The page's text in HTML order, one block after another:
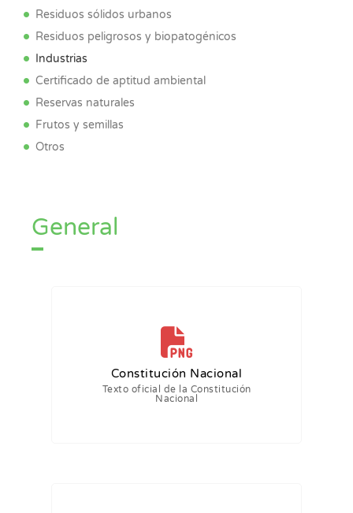
Residuos sólidos urbanos
Residuos peligrosos y biopatogénicos
Industrias
Certificado de aptitud ambiental
Reservas naturales
Frutos y semillas
Otros
General
Constitución Nacional
Texto oficial de la Constitución
Nacional